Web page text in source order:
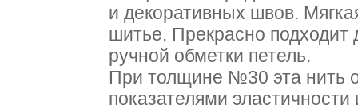
и декоративных швов.
шитье. Прекрасно
ручной обметки петель.
При толщине №30 эта нить
показателями